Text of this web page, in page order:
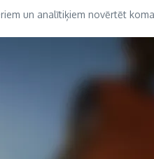
un analītiķiem novērtēt